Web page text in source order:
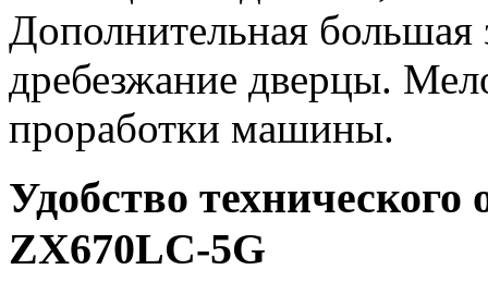
Дополнительная большая
дребезжание дверцы.
проработки машины.
Удобство
ZX670LC-5G